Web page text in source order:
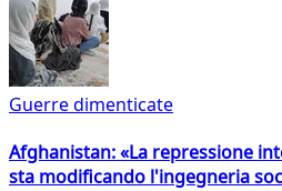
Guerre dimenticate
Afghanistan: «La repressione
sta modificando l'ingegneria